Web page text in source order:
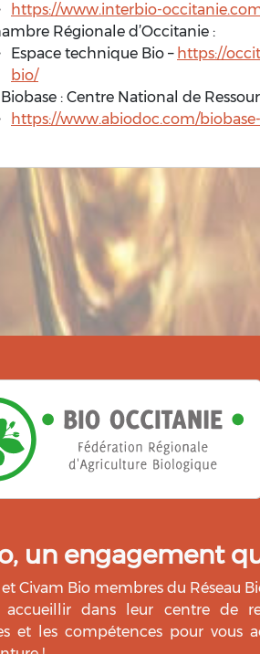
https://www.interbio-
Régionale d’Occitanie :
Espace technique Bio – https://
bio/
Biobase : Centre National de
https://www.abiodoc.com/
un engagement
et Civam Bio membres du Réseau
dans leur centre de
et les compétences pour vous